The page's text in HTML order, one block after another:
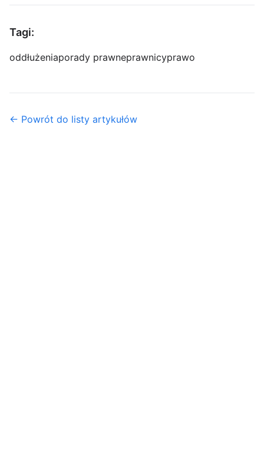
Tagi:
oddłużeniaporady prawneprawnicyprawo
← Powrót do listy artykułów